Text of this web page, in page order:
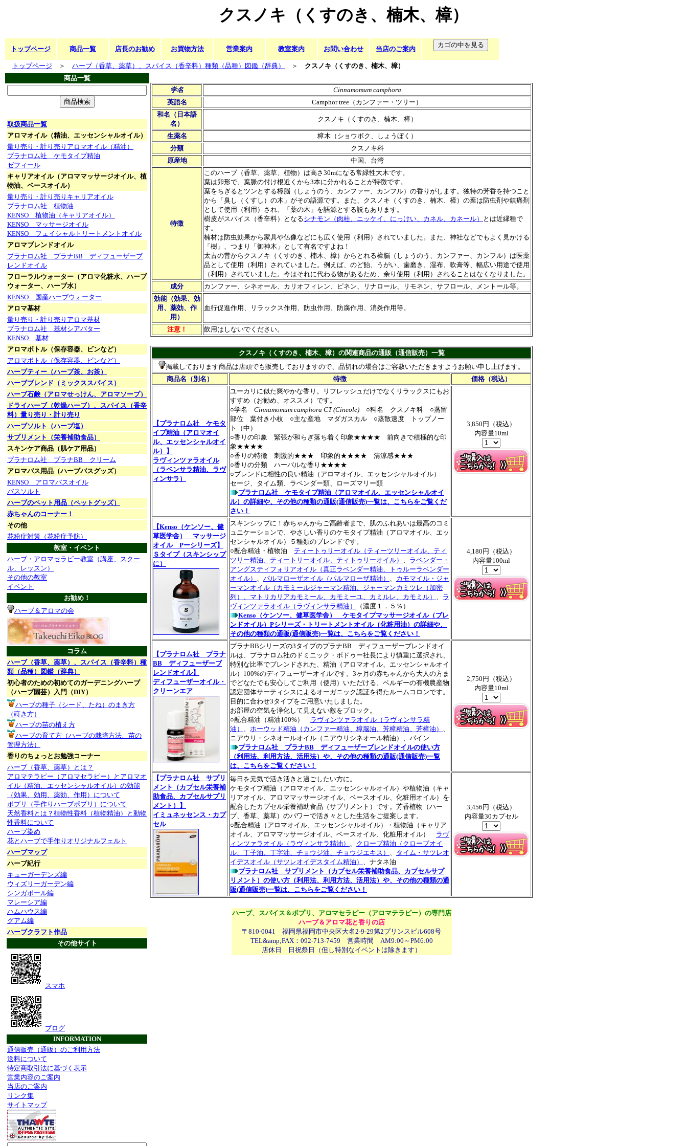
クスノキ（くすのき、楠木、樟）
トップページ 商品一覧 店長のお勧め お買物方法 営業案内 教室案内 お問い合わせ 当店のご案内
トップページ ＞ ハーブ（香草、薬草）、スパイス（香辛料）種類（品種）図鑑（辞典） ＞ クスノキ（くすのき、楠木、樟）
商品一覧
学名
Cinnamomum camphora
英語名
Camphor tree（カンファー・ツリー）
和名（日本語
名）
クスノキ（くすのき、楠木、樟）
生薬名
樟木（ショウボク、しょうぼく）
分類
クスノキ科
原産地
中国、台湾
特徴
このハーブ（香草、薬草、植物）は高さ30mになる常緑性大木です。
葉は卵形で、葉脈の付け根近くから3本に分かれることが特徴です。
葉をちぎるとツンとする樟脳（しょうのう、カンファー、カンフル）の香りがします。独特の芳香を持つこと
から「臭し（くすし）の木」がその語源です。また、クスノキ（くすのき、楠木、樟）の葉は防虫剤や鎮痛剤
として使用（利用）され、「薬の木」を語源とする説もあります。
樹皮がスパイス（香辛料）となるシナモン（肉桂、ニッケイ、にっけい、カネル、カネール）
とは近縁種で
す。
楠材は防虫効果から家具や仏像などにも広く使用（利用）されていました。また、神社などでもよく見かける
「樹」、つまり「御神木」として有名ですよね！
太古の昔からクスノキ（くすのき、楠木、樟）からとれる樟脳（しょうのう、カンファー、カンフル）は医薬
品として使用（利用）されていました。例えば、のど飴、うがい、歯磨き、湿布、軟膏等、幅広い用途で使用
（利用）されていました。今はそれに代わる物があるため、余り使用（利用）されることはなくなりました。
成分
カンファー、シネオール、カリオフィレン、ピネン、リナロール、リモネン、サフロール、メントール等。
効能（効果、効
用、薬効、作
用）
血行促進作用、リラックス作用、防虫作用、防腐作用、消炎作用等。
注意！ 飲用はしないでください。
クスノキ（くすのき、楠木、樟）の関連商品の通販（通信販売）一覧
掲載しております商品は店頭でも販売しておりますので、品切れの場合はご容赦いただきますようお願い申し上げます。
商品名（別名）
特徴 価格（税込）
【プラナロム社 ケモタ
イプ精油（アロマオイ
ル、エッセンシャルオイ
ル）】
ラヴィンツァラオイル
（ラベンサラ精油、ラヴ
ィンサラ）
ユーカリに似た爽やかな香り。リフレッシュだけでなくリラックスにもお
すすめ（お勧め、オススメ）です。
○学名 Cinnamomum camphora CT (Cineole) ○科名 クスノキ科 ○蒸留
部位 葉付き小枝 ○主な産地 マダガスカル ○蒸散速度 トップノー
ト（中）
○香りの印象 緊張が和らぎ落ち着く印象★★★★ 前向きで積極的な印
象★★★★
○香りの特徴 刺激的★★★ 印象的★★★★ 清涼感★★★
○香りの分類 ハーバルな香り★★★★
○ブレンドに相性の良い精油（アロマオイル、エッセンシャルオイル）
セージ、タイム類、ラベンダー類、ローズマリー類
プラナロム社 ケモタイプ精油（アロマオイル、エッセンシャルオイ
ル）の詳細や、その他の種類の通販(通信販売)一覧は、こちらをご覧くだ
さい！
3,850円（税込）
内容量10ml
【Kenso（ケンソー、健
草医学舎） マッサージ
オイル Pーシリーズ】
Ｓタイプ（スキンシップ
に）
スキンシップに！赤ちゃんからご高齢者まで、肌のふれあいは最高のコミ
ュニケーションで、やさしい香りのケモタイプ精油（アロマオイル、エッ
センシャルオイル）５種類のブレンドです。
○配合精油・植物油 ティートゥリーオイル（ティーツリーオイル、ティ
ツリー精油、ティートリーオイル、ティトゥリーオイル） 、 ラベンダー・
アングスティフォリアオイル（真正ラベンダー精油、トゥルーラベンダー
オイル） 、 パルマローザオイル（パルマローザ精油） 、 カモマイル・ジャ
ーマンオイル（カモミールジャーマン精油、ジャーマンカミツレ（加密
列）、マトリカリアカモミール、カモミーユ、カミルレ、カモミル） 、 ラ
ヴィンツァラオイル（ラヴィンサラ精油）
（濃度１．５％）
Kenso（ケンソー、健草医学舎） ケモタイプマッサージオイル（ブレ
ンドオイル）Pシリーズ・トリートメントオイル（化粧用油）の詳細や、
その他の種類の通販(通信販売)一覧は、こちらをご覧ください！
4,180円（税込）
内容量100ml
【プラナロム社 プラナ
BB ディフューザーブ
レンドオイル】
ディフューザーオイル・
クリーンエア
プラナBBシリーズの3タイプのプラナBB ディフューザーブレンドオイ
ルは、プラナロム社のドミニック・ボドゥー社長により慎重に選択され、
特別な比率でブレンドされた、精油（アロマオイル、エッセンシャルオイ
ル）100%のディフューザーオイルです。3ヶ月の赤ちゃんから大人の方ま
でどなたでも安心してご利用（使用）いただける、ベルギーの有機農産物
認定団体サーティシスによるオーガニック認証を得たルームコロンです。
目的に合わせ3タイプをご用意いたしました。
お部屋の空気を浄化して見えない敵をブロック。
○配合精油（精油100%） ラヴィンツァラオイル（ラヴィンサラ精
油） 、 ホーウッド精油（カンファー精油、樟脳油、芳樟精油、芳樟油） 、
ニアウリ・シネオールオイル（ニアウリシネオール精油）、パイン
プラナロム社 プラナBB ディフューザーブレンドオイルの使い方
（利用法、利用方法、活用法）や、その他の種類の通販(通信販売)一覧
は、こちらをご覧ください！
2,750円（税込）
内容量10ml
【プラナロム社 サプリ
メント（カプセル栄養補
助食品、カプセルサプリ
メント）】
イミュネッセンス・カプ
セル
毎日を元気で活き活きと過ごしたい方に。
ケモタイプ精油（アロマオイル、エッセンシャルオイル）や植物油（キャ
リアオイル、アロママッサージオイル、ベースオイル、化粧用オイル）を
配合したカプセル栄養補助食品（サプリメント）です。芳香植物（ハー
ブ、香草、薬草）のパワーで活き々とした生活をご提案します。
○配合精油（アロマオイル、エッセンシャルオイル）・植物油（キャリア
オイル、アロママッサージオイル、ベースオイル、化粧用オイル） ラヴ
ィンツァラオイル（ラヴィンサラ精油） 、 クローブ精油（クローブオイ
ル、丁子油、丁字油、チョウジ油、チョウジエキス） 、 タイム・サツレオ
イデスオイル（サツレオイデスタイム精油） 、ナタネ油
プラナロム社 サプリメント（カプセル栄養補助食品、カプセルサプ
リメント）の使い方（利用法、利用方法、活用法）や、その他の種類の通
販(通信販売)一覧は、こちらをご覧ください！
3,456円（税込）
内容量30カプセル
ハーブ、スパイス＆ポプリ、アロマセラピー（アロマテラピー）の専門店
ハーブ＆アロマ花と香りの店
〒810-0041 福岡県福岡市中央区大名2-9-29第2プリンスビル608号
TEL&amp;FAX：092-713-7459 営業時間 AM9:00～PM6:00
店休日 日祝祭日（但し特別なイベントは除きます）
取扱商品一覧
アロマオイル（精油、エッセンシャルオイル）
量り売り・計り売りアロマオイル（精油）
プラナロム社 ケモタイプ精油
ゼフィール
キャリアオイル（アロママッサージオイル、植
物油、ベースオイル）
量り売り・計り売りキャリアオイル
プラナロム社 植物油
KENSO 植物油（キャリアオイル）
KENSO マッサージオイル
KENSO フェイシャルトリートメントオイル
アロマブレンドオイル
プラナロム社 プラナBB ディフューザーブ
レンドオイル
フローラルウォーター（アロマ化粧水、ハーブ
ウォーター、ハーブ水）
KENSO 国産ハーブウォーター
アロマ基材
量り売り・計り売りアロマ基材
プラナロム社 基材シアバター
KENSO 基材
アロマボトル（保存容器、ビンなど）
アロマボトル（保存容器、ビンなど）
ハーブティー（ハーブ茶、お茶）
ハーブブレンド（ミックススパイス）
ハーブ石鹸（アロマせっけん、アロマソープ）
ドライハーブ（乾燥ハーブ）、スパイス（香辛
料）量り売り・計り売り
ハーブソルト（ハーブ塩）
サプリメント（栄養補助食品）
スキンケア商品（肌ケア用品）
プラナロム社 プラナBB クリーム
アロマバス用品（ハーブバスグッズ）
KENSO アロマバスオイル
バスソルト
ハーブのペット用品（ペットグッズ）
赤ちゃんのコーナー！
その他
花粉症対策（花粉症予防）
教室・イベント
ハーブ・アロマセラピー教室（講座、スクー
ル、レッスン）
その他の教室
イベント
お勧め！
ハーブ＆アロマの会
コラム
ハーブ（香草、薬草）、スパイス（香辛料）種
類（品種）図鑑（辞典）
初心者のための初めてのガーデニングハーブ
（ハーブ園芸）入門（DIY）
ハーブの種子（シード、たね）のまき方
（蒔き方）
ハーブの苗の植え方
ハーブの育て方（ハーブの栽培方法、苗の
管理方法）
香りのちょっとお勉強コーナー
ハーブ（香草、薬草）とは？
アロマテラピー（アロマセラピー）とアロマオ
イル（精油、エッセンシャルオイル）の効能
（効果、効用、薬効、作用）について
ポプリ（手作りハーブポプリ）について
天然香料とは？植物性香料（植物精油）と動物
性香料について
ハーブ染め
花とハーブで手作りオリジナルフェルト
ハーブマップ
ハーブ紀行
キューガーデンズ編
ウィズリーガーデン編
シンガポール編
マレーシア編
ハムハウス編
グアム編
ハーブクラフト作品
その他サイト
スマホ
ブログ
INFORMATION
通信販売（通販）のご利用方法
送料について
特定商取引法に基づく表示
営業内容のご案内
当店のご案内
リンク集
サイトマップ